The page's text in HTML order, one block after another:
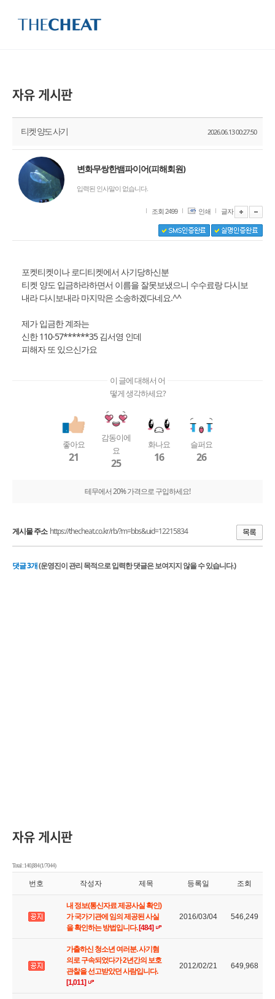
티켓 양도 사기 2026.06.13 00:27:50
변화무쌍한뱀파이어(피해회원)
입력된 인사말이 없습니다.
조회 2499 인쇄 글자
포켓티켓이나 로디티켓에서 사기당하신분
티켓 양도 입금하라하면서 이름을 잘못보냈으니 수수료랑 다시보
내라 다시보내라 마지막은 소송하겠다네요.^^
제가 입금한 계좌는
신한 110-57******35 김서영 인데
피해자 또 있으신가요
이 글에 대해서 어
떻게 생각하세요?
좋아요
21
감동이에
요
25
화나요
16
슬퍼요
26
테무에서 20% 가격으로 구입하세요!
게시물 주소 https://thecheat.co.kr/rb/?m=bbs&uid=12215834
댓글3개(운영진이 관리 목적으로 입력한 댓글은 보여지지 않을 수 있습니다.)
Total : 140,884 (1/7044)
번호 작성자 제목 등록일 조회
내 정보(통신자료 제공사실 확인)
가 국가기관에 임의 제공된 사실
을 확인하는 방법입니다. [484]
2016/03/04 546,249
가출하신 청소년 여러분. 사기혐
의로 구속되었다가 2년간의 보호
관찰을 선고받았던 사람입니다.
[1,011]
2012/02/21 649,968